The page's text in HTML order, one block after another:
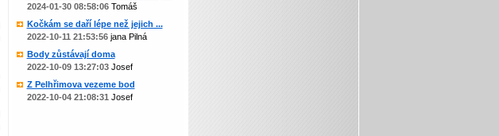
2024-01-30 08:58:06Tomáš
Kočkám se daří lépe než jejich ...
2022-10-11 21:53:56jana Pilná
Body zůstávají doma
2022-10-09 13:27:03Josef
Z Pelhřimova vezeme bod
2022-10-04 21:08:31 Josef